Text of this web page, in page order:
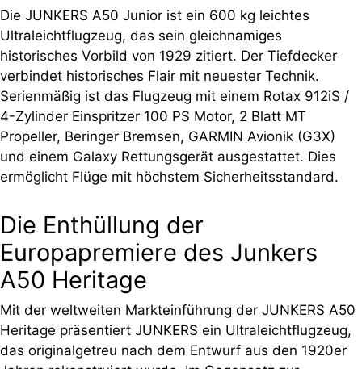
Die JUNKERS A50 Junior ist ein 600 kg leichtes
Ultraleichtflugzeug, das sein gleichnamiges
historisches Vorbild von 1929 zitiert. Der Tiefdecker
verbindet historisches Flair mit neuester Technik.
Serienmäßig ist das Flugzeug mit einem Rotax 912iS /
4-Zylinder Einspritzer 100 PS Motor, 2 Blatt MT
Propeller, Beringer Bremsen, GARMIN Avionik (G3X)
und einem Galaxy Rettungsgerät ausgestattet. Dies
ermöglicht Flüge mit höchstem Sicherheitsstandard.
Die Enthüllung der
Europapremiere des Junkers
A50 Heritage
Mit der weltweiten Markteinführung der JUNKERS A50
Heritage präsentiert JUNKERS ein Ultraleichtflugzeug,
das originalgetreu nach dem Entwurf aus den 1920er